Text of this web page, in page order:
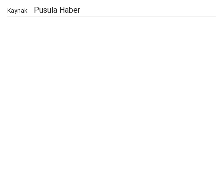
Kaynak: Pusula Haber